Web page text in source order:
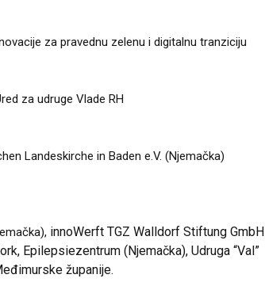
za pravednu zelenu i digitalnu tranziciju
za udruge Vlade RH
Landeskirche in Baden e.V. (Njemačka)
innoWerft TGZ Walldorf Stiftung GmbH
Epilepsiezentrum (Njemačka), Udruga “Val”
županije.